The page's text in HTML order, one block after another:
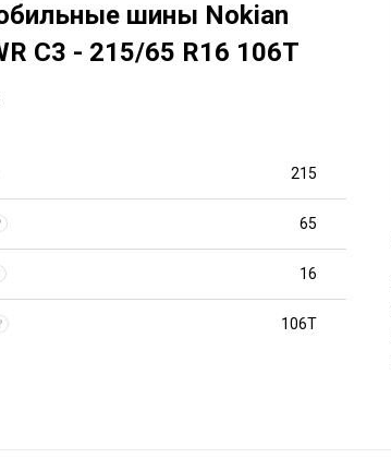
шины Nokian
C3 - 215/65 R16 106T
215
65
16
106T